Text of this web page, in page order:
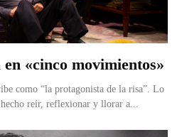
«cinco movimientos»
como “la protagonista de la risa”. Lo
reír, reflexionar y llorar a...